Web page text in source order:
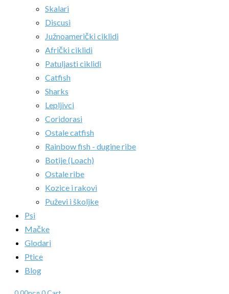
Skalari
Discusi
Južnoamerički ciklidi
Afrički ciklidi
Patuljasti ciklidi
Catfish
Sharks
Lepljivci
Coridorasi
Ostale catfish
Rainbow fish - dugine ribe
Botije (Loach)
Ostale ribe
Kozice i rakovi
Puževi i školjke
Psi
Mačke
Glodari
Ptice
Blog